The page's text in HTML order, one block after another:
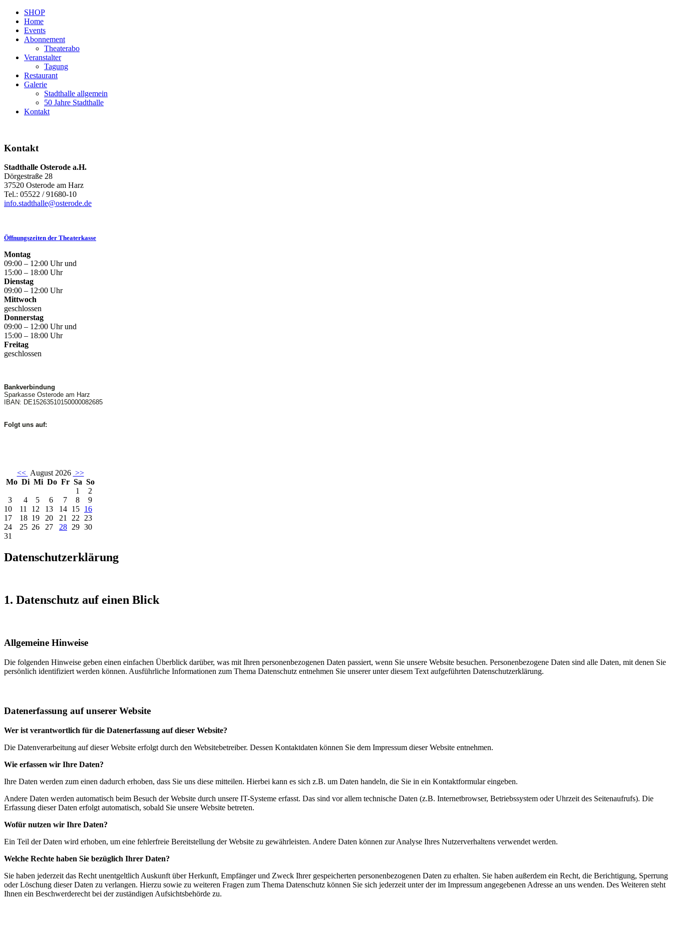
SHOP
Home
Events
Abonnement
Theaterabo
Veranstalter
Tagung
Restaurant
Galerie
Stadthalle allgemein
50 Jahre Stadthalle
Kontakt
Kontakt
Stadthalle Osterode a.H.
Dörgestraße 28
37520 Osterode am Harz
Tel.: 05522 / 91680-10
info.stadthalle@osterode.de
Öffnungszeiten der Theaterkasse
Montag
09:00 – 12:00 Uhr und
15:00 – 18:00 Uhr
Dienstag
09:00 – 12:00 Uhr
Mittwoch
geschlossen
Donnerstag
09:00 – 12:00 Uhr und
15:00 – 18:00 Uhr
Freitag
geschlossen
Bankverbindung
Sparkasse Osterode am Harz
IBAN: DE15263510150000082685
Folgt uns auf:
<< August 2026 >>
Mo Di Mi Do Fr Sa So
1
2
3
4 5 6 7 8
9
10
11 12 13 14 15 16
17
18 19 20 21 22 23
24
25 26 27 28 29 30
31
Datenschutzerklärung
1. Datenschutz auf einen Blick
Allgemeine Hinweise
Die folgenden Hinweise geben einen einfachen Überblick darüber, was mit Ihren personenbezogenen Daten passiert, wenn Sie unsere Website besuchen. Personenbezogene Daten sind alle Daten, mit denen Sie
persönlich identifiziert werden können. Ausführliche Informationen zum Thema Datenschutz entnehmen Sie unserer unter diesem Text aufgeführten Datenschutzerklärung.
Datenerfassung auf unserer Website
Wer ist verantwortlich für die Datenerfassung auf dieser Website?
Die Datenverarbeitung auf dieser Website erfolgt durch den Websitebetreiber. Dessen Kontaktdaten können Sie dem Impressum dieser Website entnehmen.
Wie erfassen wir Ihre Daten?
Ihre Daten werden zum einen dadurch erhoben, dass Sie uns diese mitteilen. Hierbei kann es sich z.B. um Daten handeln, die Sie in ein Kontaktformular eingeben.
Andere Daten werden automatisch beim Besuch der Website durch unsere IT-Systeme erfasst. Das sind vor allem technische Daten (z.B. Internetbrowser, Betriebssystem oder Uhrzeit des Seitenaufrufs). Die
Erfassung dieser Daten erfolgt automatisch, sobald Sie unsere Website betreten.
Wofür nutzen wir Ihre Daten?
Ein Teil der Daten wird erhoben, um eine fehlerfreie Bereitstellung der Website zu gewährleisten. Andere Daten können zur Analyse Ihres Nutzerverhaltens verwendet werden.
Welche Rechte haben Sie bezüglich Ihrer Daten?
Sie haben jederzeit das Recht unentgeltlich Auskunft über Herkunft, Empfänger und Zweck Ihrer gespeicherten personenbezogenen Daten zu erhalten. Sie haben außerdem ein Recht, die Berichtigung, Sperrung
oder Löschung dieser Daten zu verlangen. Hierzu sowie zu weiteren Fragen zum Thema Datenschutz können Sie sich jederzeit unter der im Impressum angegebenen Adresse an uns wenden. Des Weiteren steht
Ihnen ein Beschwerderecht bei der zuständigen Aufsichtsbehörde zu.